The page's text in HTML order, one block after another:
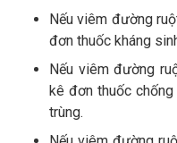
Nếu viêm đường
đơn thuốc kháng
Nếu viêm đường
kê đơn thuốc
trùng.